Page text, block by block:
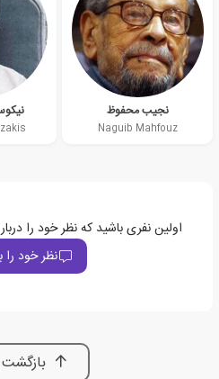
نجیب محفوظ
Naguib Mahfouz
اولین نفری باشید که نظر خود را
نظر خود را
بازگشت